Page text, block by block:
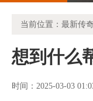
当前位置： 最新传
想到什么
时间：2025-03-03